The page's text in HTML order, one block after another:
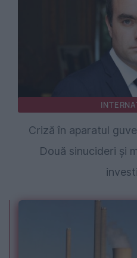
Criză în aparatul
Două sinucideri și